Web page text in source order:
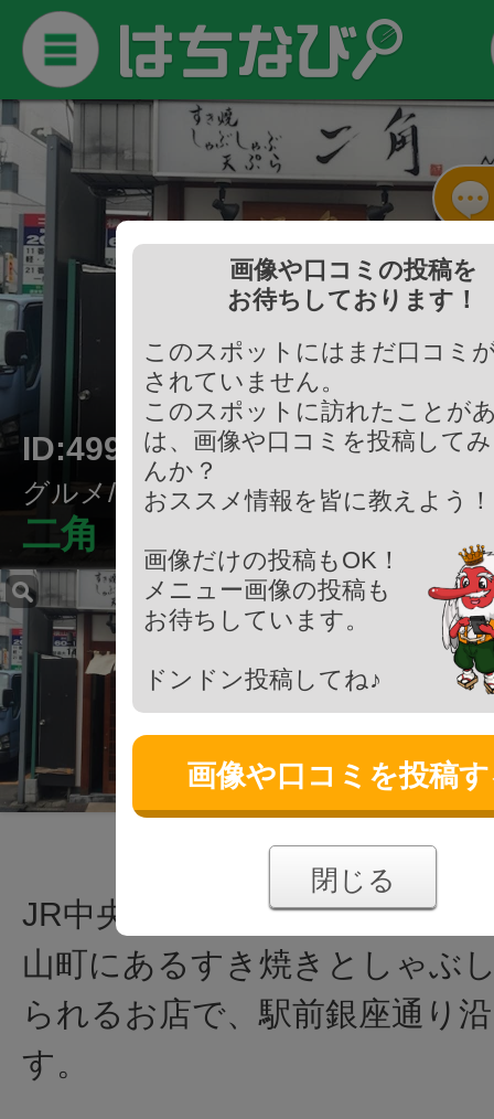
ID:499777
グルメ/すき焼き・しゃぶしゃぶ
二角
JR中央線 八王子駅北口から徒
山町にあるすき焼きとしゃぶ
られるお店で、駅前銀座通り
す。
画像や口コミの投稿を
お待ちしております！
このスポットにはまだ口コミ
されていません。
このスポットに訪れたことが
は、画像や口コミを投稿して
んか？
おススメ情報を皆に教えよう
画像だけの投稿もOK！
メニュー画像の投稿も
お待ちしています。
ドンドン投稿してね♪
画像や口コミを投稿
閉じる